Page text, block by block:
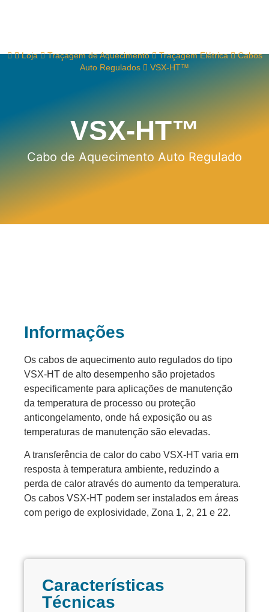
Loja Traçagem de Aquecimento Traçagem Elétrica
Cabos
Auto Regulados
VSX-HT™
VSX-HT™
Cabo de Aquecimento Auto Regulado
Informações
Os cabos de aquecimento auto regulados do tipo
VSX-HT de alto desempenho são projetados
especificamente para aplicações de manutenção
da temperatura de processo ou proteção
anticongelamento, onde há exposição ou as
temperaturas de manutenção são elevadas.
A transferência de calor do cabo VSX-HT varia em
resposta à temperatura ambiente, reduzindo a
perda de calor através do aumento da temperatura.
Os cabos VSX-HT podem ser instalados em áreas
com perigo de explosividade, Zona 1, 2, 21 e 22.
Características
Técnicas